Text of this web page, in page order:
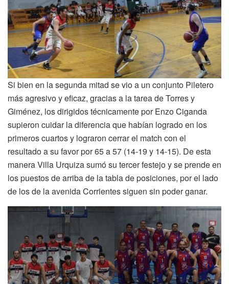
Si bien en la segunda mitad se vio a un conjunto Piletero
más agresivo y eficaz, gracias a la tarea de Torres y
Giménez, los dirigidos técnicamente por Enzo Ciganda
supieron cuidar la diferencia que habían logrado en los
primeros cuartos y lograron cerrar el match con el
resultado a su favor por 65 a 57 (14-19 y 14-15). De esta
manera Villa Urquiza sumó su tercer festejo y se prende en
los puestos de arriba de la tabla de posiciones, por el lado
de los de la avenida Corrientes siguen sin poder ganar.